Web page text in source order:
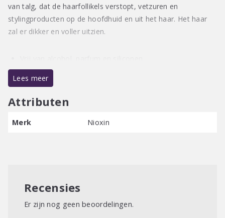
van talg, dat de haarfollikels verstopt, vetzuren en
stylingproducten op de hoofdhuid en uit het haar. Het haar
zal er dikker en voller uitzien.
Speciaal voor normaal tot dun haar
Verfrist de hoofdhuid
Maakt het haar dikker en voller
Gebruiksaanwijzing:
system 1 gebruiken om de vochtbalans in het haar te
Lees meer
Attributen
Merk Nioxin
Recensies
Er zijn nog geen beoordelingen.